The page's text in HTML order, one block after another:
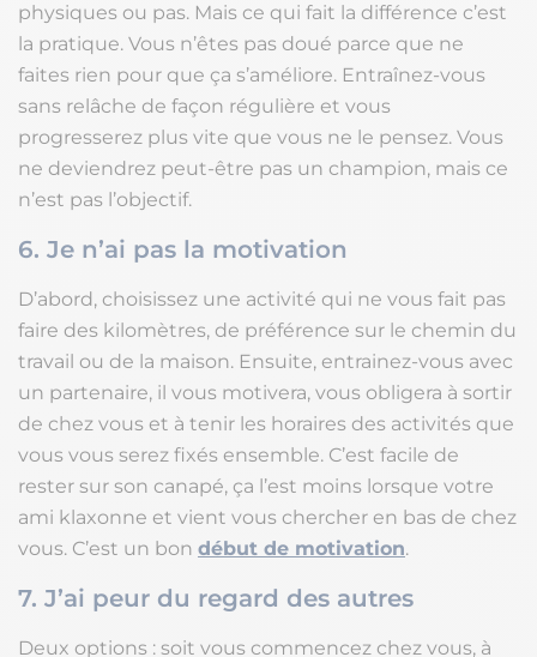
physiques ou pas. Mais ce qui fait la différence c’est
la pratique. Vous n’êtes pas doué parce que ne
faites rien pour que ça s’améliore. Entraînez-vous
sans relâche de façon régulière et vous
progresserez plus vite que vous ne le pensez. Vous
ne deviendrez peut-être pas un champion, mais ce
n’est pas l’objectif.
6. Je n’ai pas la motivation
D’abord, choisissez une activité qui ne vous fait pas
faire des kilomètres, de préférence sur le chemin du
travail ou de la maison. Ensuite, entrainez-vous avec
un partenaire, il vous motivera, vous obligera à sortir
de chez vous et à tenir les horaires des activités que
vous vous serez fixés ensemble. C’est facile de
rester sur son canapé, ça l’est moins lorsque votre
ami klaxonne et vient vous chercher en bas de chez
vous. C’est un bon début de motivation.
7. J’ai peur du regard des autres
Deux options : soit vous commencez chez vous, à